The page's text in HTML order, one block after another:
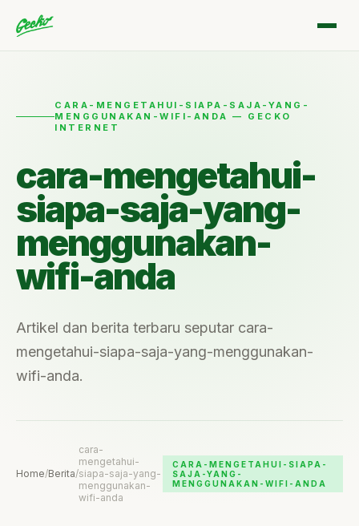
CARA-MENGETAHUI-SIAPA-SAJA-YANG-
MENGGUNAKAN-WIFI-ANDA — GECKO
INTERNET
cara-mengetahui-
siapa-saja-yang-
menggunakan-
wifi-anda
Artikel dan berita terbaru seputar cara-
mengetahui-siapa-saja-yang-menggunakan-
wifi-anda.
Home/Berita/
cara-
mengetahui-
siapa-saja-yang-
menggunakan-
wifi-anda
CARA-MENGETAHUI-SIAPA-
SAJA-YANG-
MENGGUNAKAN-WIFI-ANDA